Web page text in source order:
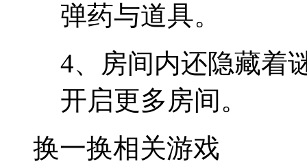
弹药与道具。
4、房间内还隐藏着
开启更多房间。
换一换相关游戏